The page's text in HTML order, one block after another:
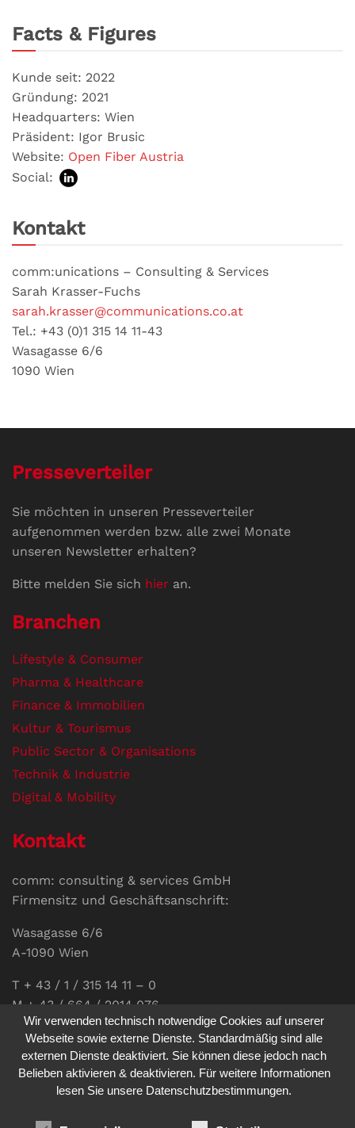
Facts & Figures
Kunde seit: 2022
Gründung: 2021
Headquarters: Wien
Präsident: Igor Brusic
Website: Open Fiber Austria
Social:
Kontakt
comm:unications – Consulting & Services
Sarah Krasser-Fuchs
sarah.krasser@communications.co.at
Tel.: +43 (0)1 315 14 11-43
Wasagasse 6/6
1090 Wien
Presseverteiler
Sie möchten in unseren Presseverteiler
aufgenommen werden bzw. alle zwei Monate
unseren Newsletter erhalten?
Bitte melden Sie sich hier an.
Branchen
Lifestyle & Consumer
Pharma & Healthcare
Finance & Immobilien
Kultur & Tourismus
Public Sector & Organisations
Technik & Industrie
Digital & Mobility
Kontakt
comm: consulting & services GmbH
Firmensitz und Geschäftsanschrift:
Wasagasse 6/6
A-1090 Wien
T + 43 / 1 / 315 14 11 – 0
M + 43 / 664 / 2014 076
E-Mail:office@communications.co.at
Homepage:www.communications.co.at
UID: ATU 811 196 56
Wir verwenden technisch notwendige Cookies auf unserer
Webseite sowie externe Dienste. Standardmäßig sind alle
externen Dienste deaktiviert. Sie können diese jedoch nach
Belieben aktivieren & deaktivieren. Für weitere Informationen
lesen Sie unsere Datenschutzbestimmungen.